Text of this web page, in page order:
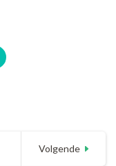
Volgende